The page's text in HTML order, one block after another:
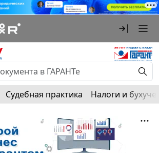
Судебная практика Налоги и